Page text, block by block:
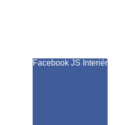
Facebook JS Interiér